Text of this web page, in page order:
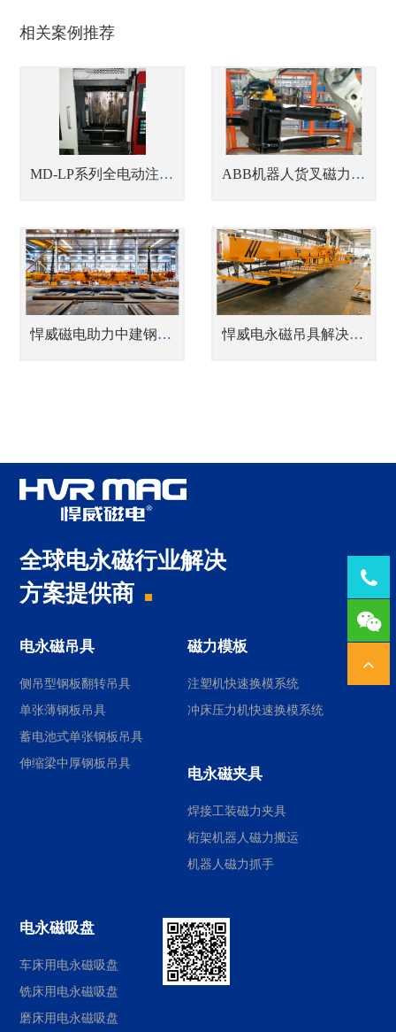
相关案例推荐
MD-LP系列全电动注塑机磁力模板 ABB机器人货叉磁力装卸
悍威磁电助力中建钢构四川，破解钢结构堆场“高效转运与安全零损”难题 悍威电永磁吊具解决广东中集车辆激光切割上下料薄钢板吊装痛点
全球电永磁行业解决
方案提供商
电永磁吊具
侧吊型钢板翻转吊具
单张薄钢板吊具
蓄电池式单张钢板吊具
伸缩梁中厚钢板吊具
磁力模板
注塑机快速换模系统
冲床压力机快速换模系统
电永磁夹具
焊接工装磁力夹具
桁架机器人磁力搬运
机器人磁力抓手
电永磁吸盘
车床用电永磁吸盘
铣床用电永磁吸盘
磨床用电永磁吸盘
Tel：